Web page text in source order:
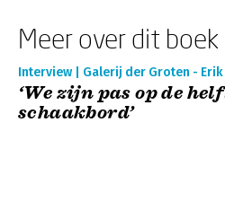
Meer over dit boek
Interview | Galerij der Groten -
‘We zijn pas op de
schaakbord’